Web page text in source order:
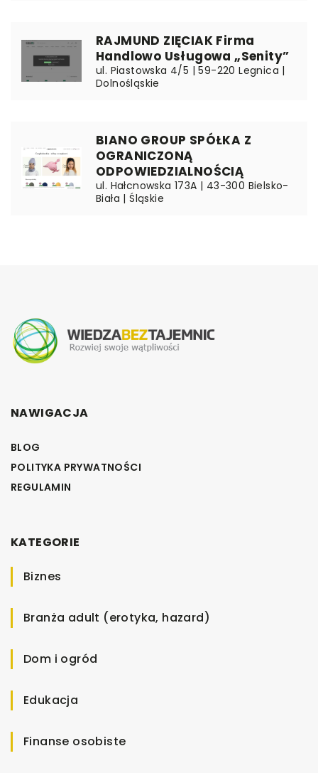
RAJMUND ZIĘCIAK Firma
Handlowo Usługowa „Senity”
ul. Piastowska 4/5 | 59-220 Legnica |
Dolnośląskie
BIANO GROUP SPÓŁKA Z
OGRANICZONĄ
ODPOWIEDZIALNOŚCIĄ
ul. Hałcnowska 173A | 43-300 Bielsko-
Biała | Śląskie
NAWIGACJA
BLOG
POLITYKA PRYWATNOŚCI
REGULAMIN
KATEGORIE
Biznes
Branża adult (erotyka, hazard)
Dom i ogród
Edukacja
Finanse osobiste